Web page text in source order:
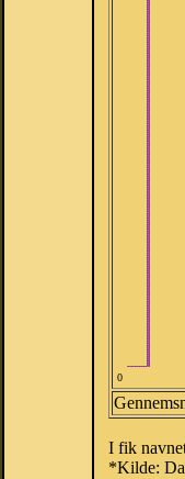
0
I fik
*Kilde: